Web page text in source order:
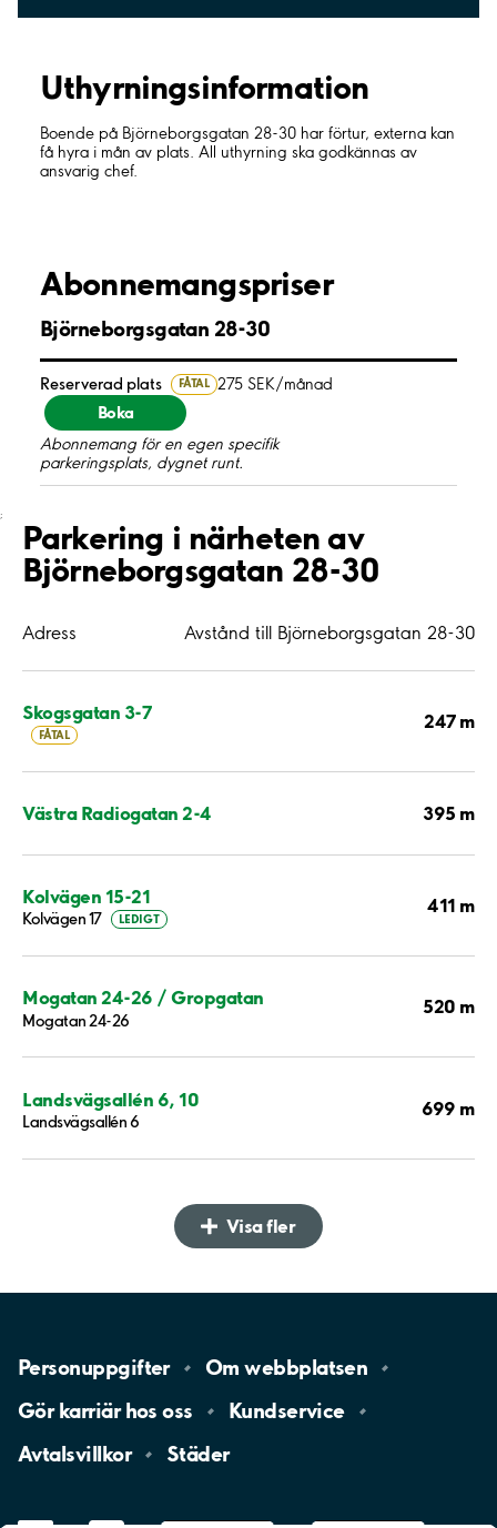
Uthyrnings­information
Boende på Björneborgsgatan 28-30 har förtur, externa kan
få hyra i mån av plats. All uthyrning ska godkännas av
ansvarig chef.
Abonnemangspriser
Björneborgsgatan 28-30
Reserverad plats FÅTAL 275 SEK/månad
Boka
Abonnemang för en egen specifik
parkeringsplats, dygnet runt.
;
Parkering i närheten av
Björneborgsgatan 28-30
Adress Avstånd till Björneborgsgatan 28-30
Skogsgatan 3-7
FÅTAL
247 m
Västra Radiogatan 2-4 395 m
Kolvägen 15-21
Kolvägen 17 LEDIGT
411 m
Mogatan 24-26 / Gropgatan
Mogatan 24-26
520 m
Landsvägsallén 6, 10
Landsvägsallén 6
699 m
Visa fler
Personuppgifter Omwebbplatsen
Gör karriär hososs
Kundservice
Avtalsvillkor
Städer